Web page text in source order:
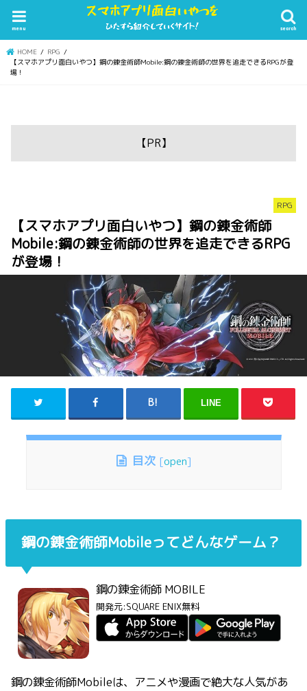
search
menu
HOME
RPG
【スマホアプリ面白いやつ】鋼の錬金術師Mobile:鋼の錬金術師の世界を追走できるRPGが登
場！
【PR】
RPG
【スマホアプリ面白いやつ】鋼の錬金術師
Mobile:鋼の錬金術師の世界を追走できるRPG
が登場！
LINE
目次 [open]
鋼の錬金術師Mobileってどんなゲーム？
鋼の錬金術師 MOBILE
開発元:SQUARE ENIX無料
鋼の錬金術師Mobileは、アニメや漫画で絶大な人気があ